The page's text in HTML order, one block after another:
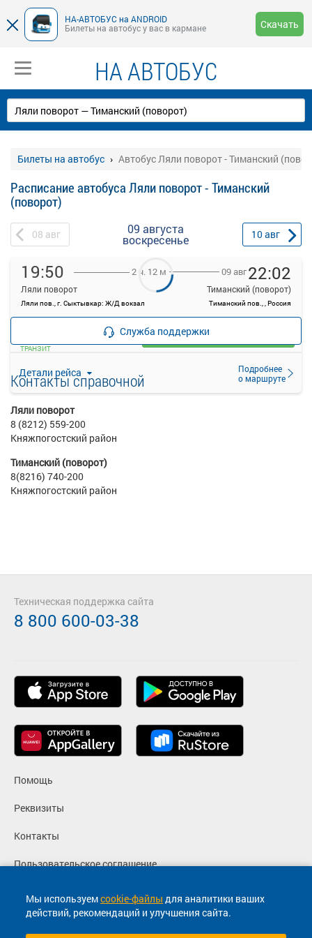
НА-АВТОБУС на ANDROID
Билеты на автобус у вас в кармане
Скачать
НА АВТОБУС
Билеты на автобус Автобус Ляли поворот - Тиманский
Расписание автобуса Ляли поворот - Тиманский
(поворот)
08 авг 09 августа
воскресенье 10авг
19:50
Ляли поворот
Ляли пов., г. Сыктывкар: Ж/Д вокзал
2 ч. 12 м 09 авг22:02
Тиманский (поворот)
Тиманский пов., , Россия
Детали рейса
Подробнее
о маршруте
—
ТРАНЗИТ
Загрузить цену
Служба поддержки
Контакты справочной
Ляли поворот
8 (8212) 559-200
Княжпогостский район
Тиманский (поворот)
8(8216) 740-200
Княжпогостский район
Мы используемcookie-файлы для аналитики ваших
действий, рекомендаций и улучшения сайта.
Помощь
Реквизиты
Контакты
Пользовательское соглашение
Политика конфиденциальности
Согласие на маркетинговые сообщения
Техническая поддержка сайта
8 800 600-03-38